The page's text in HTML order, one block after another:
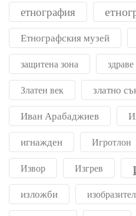
етнография
Етнографския музей
защитена зона здраве
Златен век златно
Иван Арабаджиев
игнажден Игротлон
Извор Изгрев
изложби